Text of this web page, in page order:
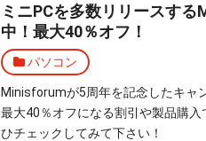
ミニPCを多数リリースす
中！最大40％オフ！
パソコン
Minisforumが5周年を記念したキャ
最大40％オフになる割引や製品購
ひチェックしてみて下さい！